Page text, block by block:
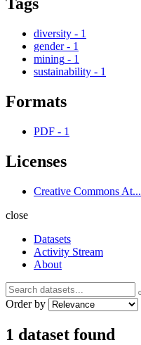
diversity - 1
gender - 1
mining - 1
sustainability - 1
Formats
PDF - 1
Licenses
Creative Commons At...
close
Datasets
Activity Stream
About
Order by
1 dataset found